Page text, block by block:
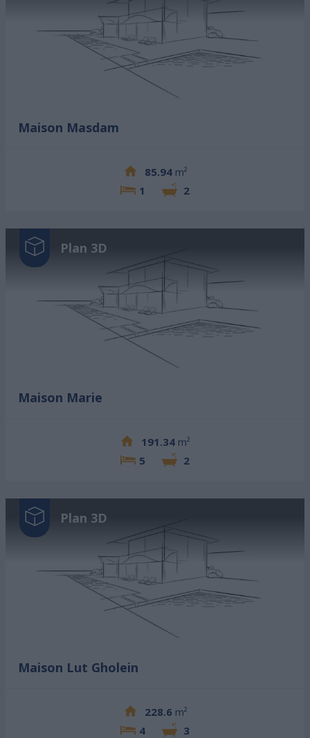
Maison Masdam
85.94m²
1
2
Plan 3D
Maison Marie
191.34 m²
5
2
Plan 3D
Maison Lut Gholein
228.6 m²
4
3